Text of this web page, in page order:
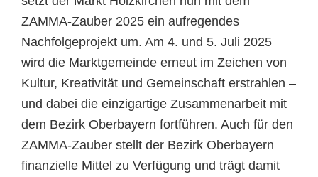
ZAMMA-Zauber 2025 ein aufregendes
Nachfolgeprojekt um. Am 4. und 5. Juli 2025
wird die Marktgemeinde erneut im Zeichen von
Kultur, Kreativität und Gemeinschaft erstrahlen –
und dabei die einzigartige Zusammenarbeit mit
dem Bezirk Oberbayern fortführen. Auch für den
ZAMMA-Zauber stellt der Bezirk Oberbayern
finanzielle Mittel zu Verfügung und trägt damit